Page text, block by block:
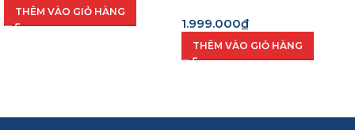
THÊM VÀO GIỎ HÀNG
1.999.000₫
THÊM VÀO GIỎ HÀNG